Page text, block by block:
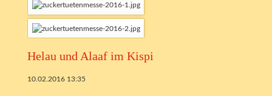
Helau und Alaaf im Kispi
10.02.2016 13:35